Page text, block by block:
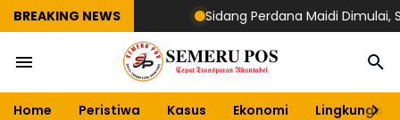
BREAKING NEWS Sidang Perdana Maidi Dimulai,
Home Peristiwa Kasus Ekonomi Lingkungan